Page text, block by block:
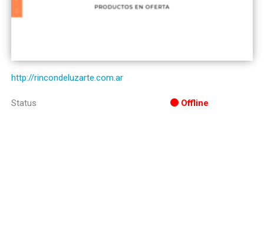
http://rincondeluzarte.com.ar
Status Offline